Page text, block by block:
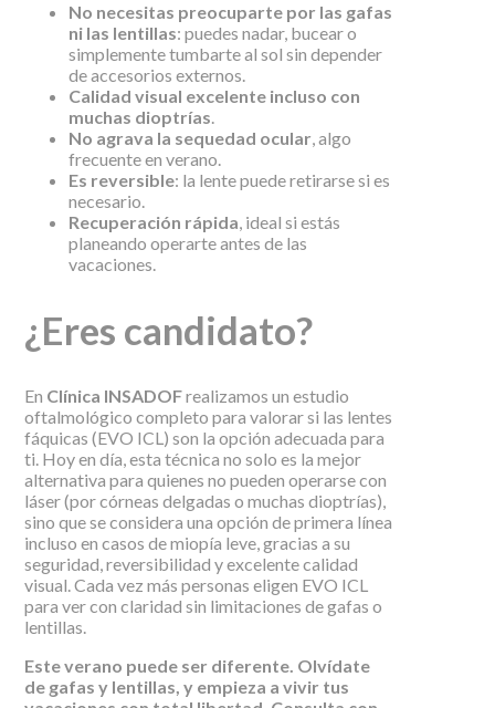
No necesitas preocuparte por las gafas
ni las lentillas: puedes nadar, bucear o
simplemente tumbarte al sol sin depender
de accesorios externos.
Calidad visual excelente incluso con
muchas dioptrías.
No agrava la sequedad ocular, algo
frecuente en verano.
Es reversible: la lente puede retirarse si es
necesario.
Recuperación rápida, ideal si estás
planeando operarte antes de las
vacaciones.
¿Eres candidato?
En Clínica INSADOFrealizamos un estudio
oftalmológico completo para valorar si las lentes
fáquicas (EVO ICL) son la opción adecuada para
ti. Hoy en día, esta técnica no solo es la mejor
alternativa para quienes no pueden operarse con
láser (por córneas delgadas o muchas dioptrías),
sino que se considera una opción de primera línea
incluso en casos de miopía leve, gracias a su
seguridad, reversibilidad y excelente calidad
visual. Cada vez más personas eligen EVO ICL
para ver con claridad sin limitaciones de gafas o
lentillas.
Este verano puede ser diferente. Olvídate
de gafas y lentillas, y empieza a vivir tus